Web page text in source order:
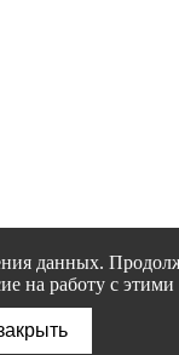
данных.
на работу с этими